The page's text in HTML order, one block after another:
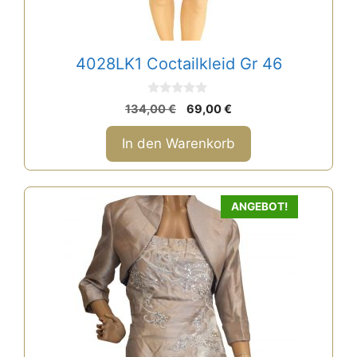
4028LK1 Coctailkleid Gr 46
0
v
o
n
5
134,00€
Ursprünglicher
Preis
war:
134,00 €
69,00€
Preis
ist:
69,00 €.
In den Warenkorb
ANGEBOT!